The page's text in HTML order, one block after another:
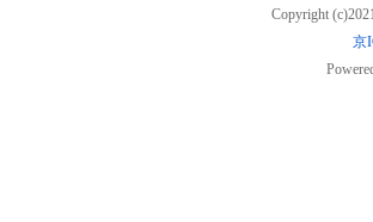
Copyright
京